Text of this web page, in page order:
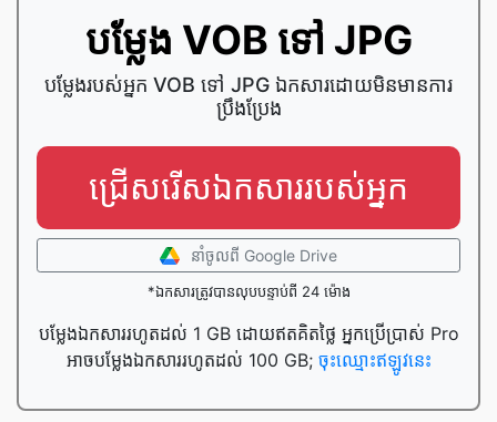
បម្លែង VOB ទៅ JPG
បម្លែងរបស់អ្នក VOB ទៅ JPG ឯកសារដោយមិនមានការ
ប្រឹងប្រែង
ជ្រើសរើសឯកសាររបស់អ្នក
នាំចូល​ពី Google Drive
*ឯកសារត្រូវបានលុបបន្ទាប់ពី 24 ម៉ោង
បម្លែងឯកសាររហូតដល់ 1 GB ដោយឥតគិតថ្លៃ អ្នកប្រើប្រាស់ Pro
អាចបម្លែងឯកសាររហូតដល់ 100 GB; ចុះឈ្មោះឥឡូវនេះ